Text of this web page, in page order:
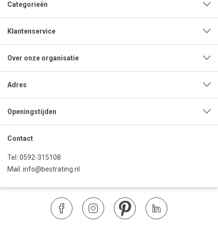
Categorieën
Klantenservice
Over onze organisatie
Adres
Openingstijden
Contact
Tel: 0592-315108
Mail: info@bestrating.nl